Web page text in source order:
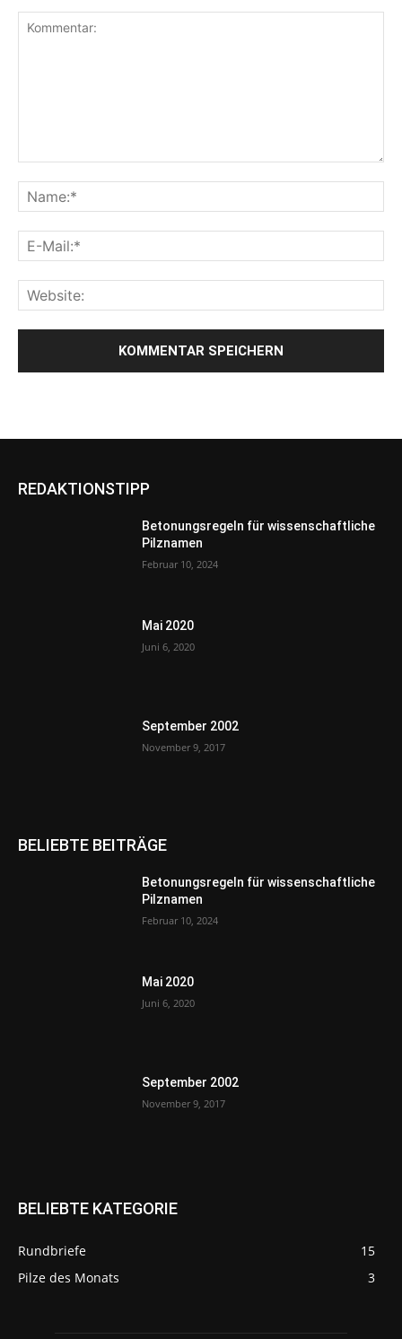
REDAKTIONSTIPP
Betonungsregeln für wissenschaftliche
Pilznamen
Februar 10, 2024
Mai 2020
Juni 6, 2020
September 2002
November 9, 2017
BELIEBTE BEITRÄGE
Betonungsregeln für wissenschaftliche
Pilznamen
Februar 10, 2024
Mai 2020
Juni 6, 2020
September 2002
November 9, 2017
BELIEBTE KATEGORIE
Rundbriefe
15
Pilze des Monats
3